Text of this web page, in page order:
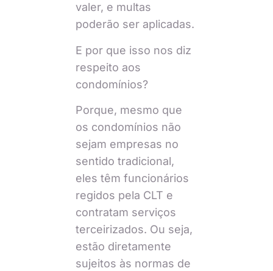
valer, e multas
poderão ser aplicadas.
E por que isso nos diz
respeito aos
condomínios?
Porque, mesmo que
os condomínios não
sejam empresas no
sentido tradicional,
eles têm funcionários
regidos pela CLT e
contratam serviços
terceirizados. Ou seja,
estão diretamente
sujeitos às normas de